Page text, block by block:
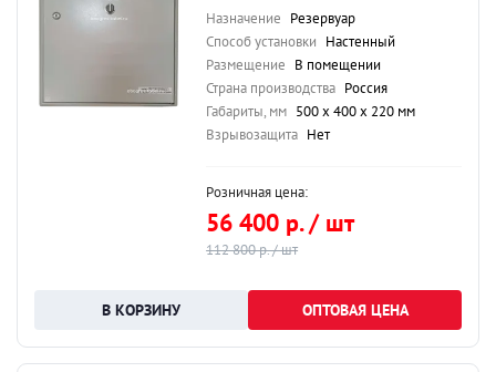
Назначение Резервуар
Способ установки Настенный
Размещение В помещении
Страна производства Россия
Габариты, мм 500 х 400 х 220 мм
Взрывозащита Нет
Розничная цена:
56 400 р. / шт
112 800 р. / шт
ОПТОВАЯ ЦЕНА